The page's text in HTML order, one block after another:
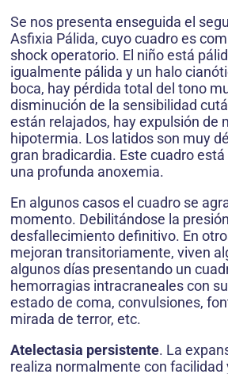
Se nos presenta enseguida el
Asfixia Pálida, cuyo cuadro es
shock operatorio. El niño está
igualmente pálida y un halo
boca, hay pérdida total del tono
disminución de la sensibilidad
están relajados, hay expulsión de
hipotermia. Los latidos son muy
gran bradicardia. Este cuadro
una profunda anoxemia.
En algunos casos el cuadro se
momento. Debilitándose la
desfallecimiento definitivo. En
mejoran transitoriamente, viven
algunos días presentando un
hemorragias intracraneales con
estado de coma, convulsiones,
mirada de terror, etc.
Atelectasia persistente. La
realiza normalmente con facilidad